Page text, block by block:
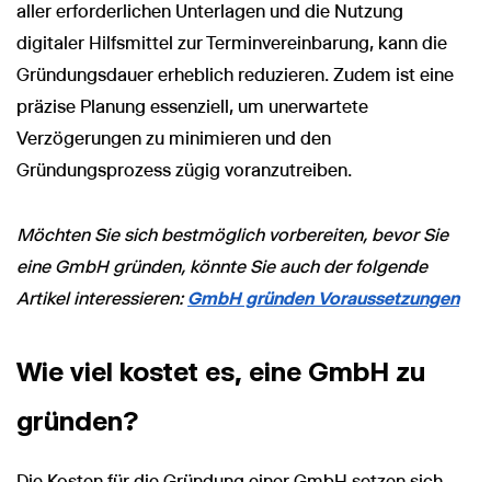
aller erforderlichen Unterlagen und die Nutzung
digitaler Hilfsmittel zur Terminvereinbarung, kann die
Gründungsdauer erheblich reduzieren. Zudem ist eine
präzise Planung essenziell, um unerwartete
Verzögerungen zu minimieren und den
Gründungsprozess zügig voranzutreiben.
Möchten Sie sich bestmöglich vorbereiten, bevor Sie
eine GmbH gründen, könnte Sie auch der folgende
Artikel interessieren:GmbH gründen Voraussetzungen
Wie viel kostet es, eine GmbH zu
gründen?